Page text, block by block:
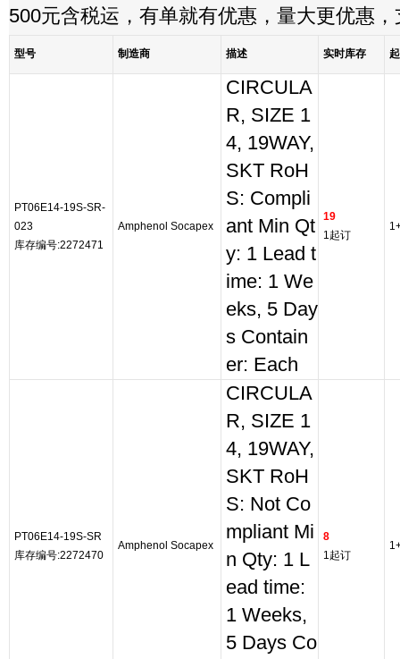
500元含税运，有单就有优惠，量大更优惠
型号 制造商 描述 实时库存
PT06E14-19S-SR-
023
库存编号:2272471
Amphenol Socapex
CIRCULA
R, SIZE 1
4, 19WAY,
SKT RoH
S: Compli
ant Min Qt
y: 1 Lead t
ime: 1 We
eks, 5 Day
s Contain
er: Each
19
1起订
PT06E14-19S-SR
库存编号:2272470
Amphenol Socapex
CIRCULA
R, SIZE 1
4, 19WAY,
SKT RoH
S: Not Co
mpliant Mi
n Qty: 1 L
ead time:
1 Weeks,
5 Days Co
8
1起订